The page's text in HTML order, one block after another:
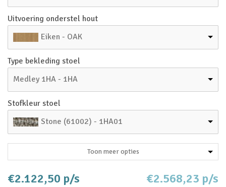
Uitvoering onderstel hout
Eiken - OAK
Type bekleding stoel
Medley 1HA - 1HA
Stofkleur stoel
Stone (61002) - 1HA01
Toon meer opties
€2.122,50 p/s €2.568,23 p/s